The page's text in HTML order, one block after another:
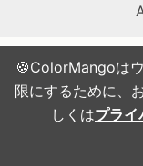
🍪ColorMangoは
限にするために、
しくはプライ